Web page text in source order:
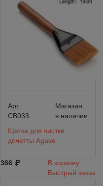
Арт.:
CB033
Магазин:
в наличии
Щетка для чистки
дочетты Agave
366
В корзину
Быстрый заказ